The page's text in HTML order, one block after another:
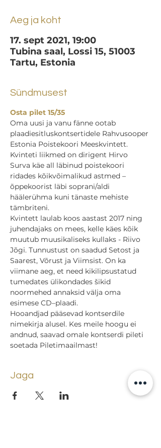
Aeg ja koht
17. sept 2021, 19:00
Tubina saal, Lossi 15, 51003
Tartu, Estonia
Sündmusest
Osta pilet 15/35
Oma uusi ja vanu fänne ootab
plaadiesitluskontsertidele Rahvusooper
Estonia Poistekoori Meeskvintett.
Kvinteti liikmed on dirigent Hirvo
Surva käe all läbinud poistekoori
ridades kõikvõimalikud astmed –
õppekoorist läbi soprani/aldi
häälerühma kuni tänaste mehiste
tämbriteni.
Kvintett laulab koos aastast 2017 ning
juhendajaks on mees, kelle käes kõik
muutub muusikaliseks kullaks - Riivo
Jõgi. Tunnustust on saadud Setost ja
Saarest, Võrust ja Viimsist. On ka
viimane aeg, et need kikilipsustatud
tumedates ülikondades šikid
noormehed annaksid välja oma
esimese CD–plaadi.
Hooandjad pääsevad kontserdile
nimekirja alusel. Kes meile hoogu ei
andnud, saavad omale kontserdi pileti
soetada Piletimaailmast!
Jaga